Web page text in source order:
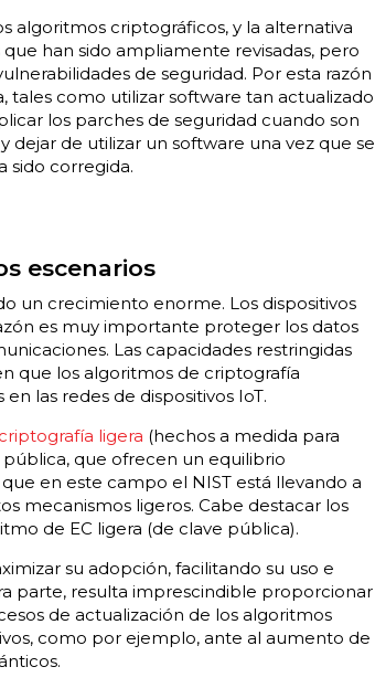
algoritmos criptográficos, y la alternativa
han sido ampliamente revisadas, pero
de seguridad. Por esta razón
tales como utilizar software tan actualizado
los parches de seguridad cuando son
dejar de utilizar un software una vez que se
sido corregida.
escenarios
un crecimiento enorme. Los dispositivos
es muy importante proteger los datos
Las capacidades restringidas
que los algoritmos de criptografía
las redes de dispositivos IoT.
ligera (hechos a medida para
que ofrecen un equilibrio
en este campo el NIST está llevando a
mecanismos ligeros. Cabe destacar los
de EC ligera (de clave pública).
su adopción, facilitando su uso e
parte, resulta imprescindible proporcionar
de actualización de los algoritmos
como por ejemplo, ante al aumento de